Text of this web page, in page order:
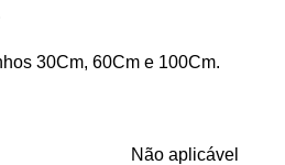
30Cm, 60Cm e 100Cm.
Não aplicável